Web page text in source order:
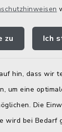
zu Ich
hin, dass wir
um eine
Die
wird bei Bedarf
Kontakt